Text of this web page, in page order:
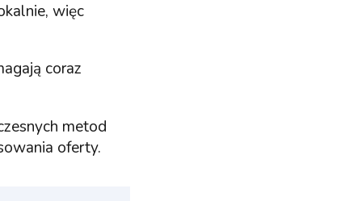
więc
coraz
metod
oferty.